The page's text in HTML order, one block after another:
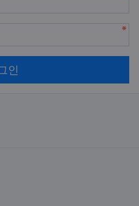
인